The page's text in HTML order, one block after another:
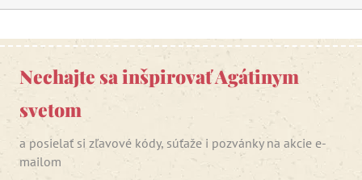
Nechajte sa inšpirovať Agátinym
svetom
a posielať si zľavové kódy, súťaže i pozvánky na akcie e-
mailom